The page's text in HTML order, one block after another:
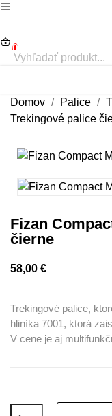
0
Domov Palice
Trekingové palice
Fizan
čierne
58,00 €
Trekingové palice,
hliníka 7001, ktorá
V cene je aj